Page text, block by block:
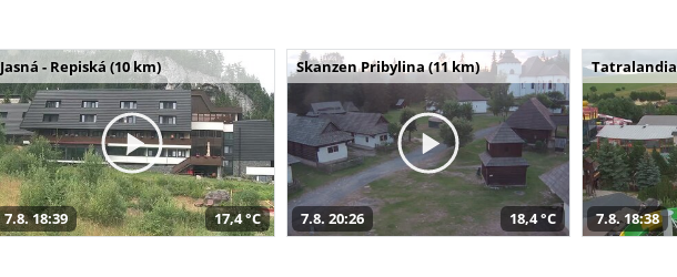
Jasná - Repiská (10 km)
7.8. 18:39 17,4 °C
Skanzen Pribylina (11 km)
7.8. 20:26 18,4 °C
Tatralandia
7.8. 18:38